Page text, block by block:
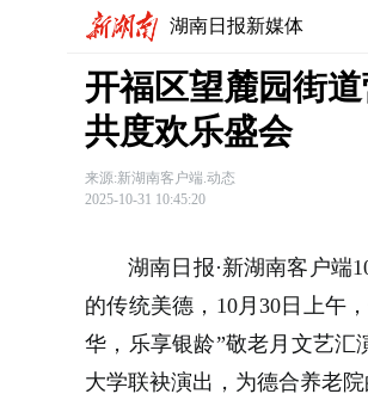
湖南日报新媒体
开福区望麓园街
共度欢乐盛会
来源:新湖南客户端.动态
2025-10-31 10:45:20
湖南日报·新湖南客户端
的传统美德，10月30日上午
华，乐享银龄”敬老月文艺
大学联袂演出，为德合养老